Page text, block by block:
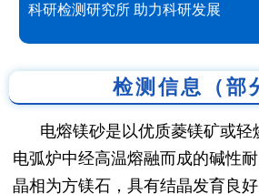
科研检测研究所 助力科研发展
检测信息（部
电熔镁砂是以优质菱镁矿或轻
电弧炉中经高温熔融而成的碱性
晶相为方镁石，具有结晶发育良